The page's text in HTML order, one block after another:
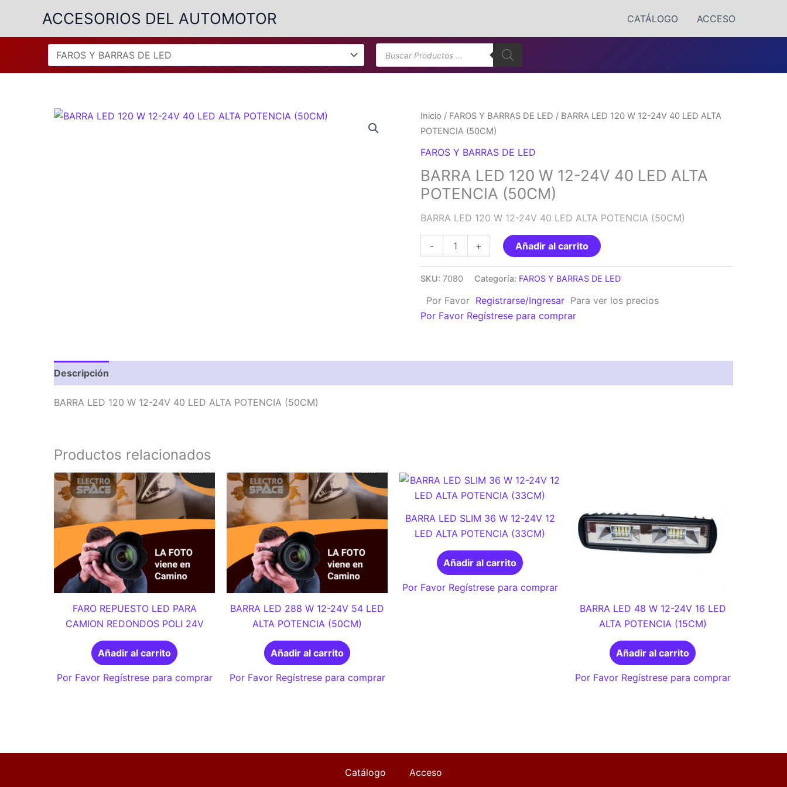
contenido
ACCESORIOS DEL AUTOMOTOR CATÁLOGO ACCESO
Búsqueda
de
productos
Inicio / FAROS Y BARRAS DE LED / BARRA LED 120 W 12-24V 40 LED ALTA
POTENCIA (50CM)
FAROS Y BARRAS DE LED
BARRA LED 120 W 12-24V 40 LED ALTA
POTENCIA (50CM)
BARRA LED 120 W 12-24V 40 LED ALTA POTENCIA (50CM)
-
LED
12-
24V
ALTA
+ Añadir al carrito
SKU:7080 Categoría: FAROS Y BARRAS DE LED
Por Favor Registrarse/Ingresar Para ver los precios
Por Favor Regístrese para comprar
Descripción
BARRA LED 120 W 12-24V 40 LED ALTA POTENCIA (50CM)
Productos relacionados
FARO REPUESTO LED PARA
CAMION REDONDOS POLI 24V
Añadir al carrito
Por Favor Regístrese para comprar
BARRA LED 288 W 12-24V 54 LED
ALTA POTENCIA (50CM)
Añadir al carrito
Por Favor Regístrese para comprar
BARRA LED SLIM 36 W 12-24V 12
LED ALTA POTENCIA (33CM)
Añadir al carrito
Por Favor Regístrese para comprar
BARRA LED 48 W 12-24V 16 LED
ALTA POTENCIA (15CM)
Añadir al carrito
Por Favor Regístrese para comprar
Catálogo Acceso